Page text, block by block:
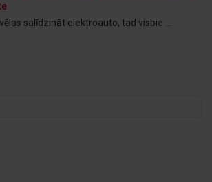
salīdzināt elektroauto, tad visbie ...